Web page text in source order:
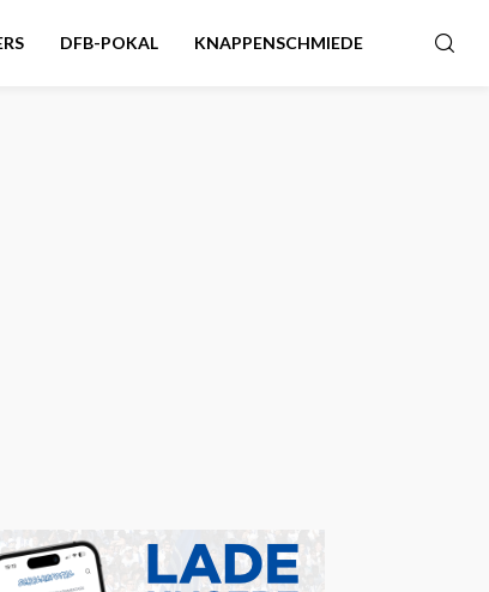
DFB-POKAL KNAPPENSCHMIEDE